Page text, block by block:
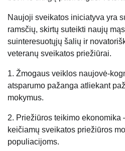
Naujoji sveikatos iniciatyva yra
ramsčių, skirtų suteikti naujų
suinteresuotųjų šalių ir
veteranų sveikatos priežiūrai.
1. Žmogaus veiklos naujovė-
atsparumo pažanga atliekant
mokymus.
2. Priežiūros teikimo ekonomika
keičiamų sveikatos priežiūros
populiacijoms.